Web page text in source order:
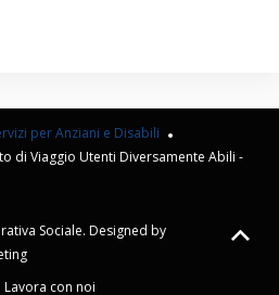
per Anziani e Disabili
di Viaggio Utenti Diversamente Abili -
Sociale. Designed by
Lavora con noi